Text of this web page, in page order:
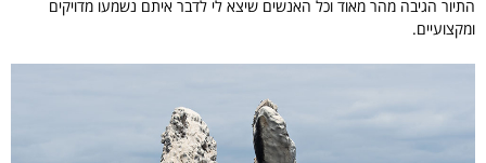
התיור הגיבה מהר מאוד וכל האנשים שיצא לי לדבר איתם נשמעו מדויקים
ומקצועיים.